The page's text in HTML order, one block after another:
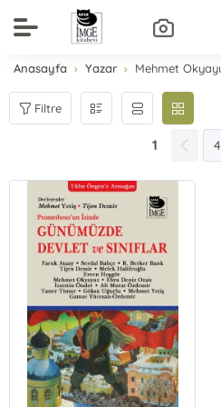
Anasayfa Yazar Mehmet
Filtre
1